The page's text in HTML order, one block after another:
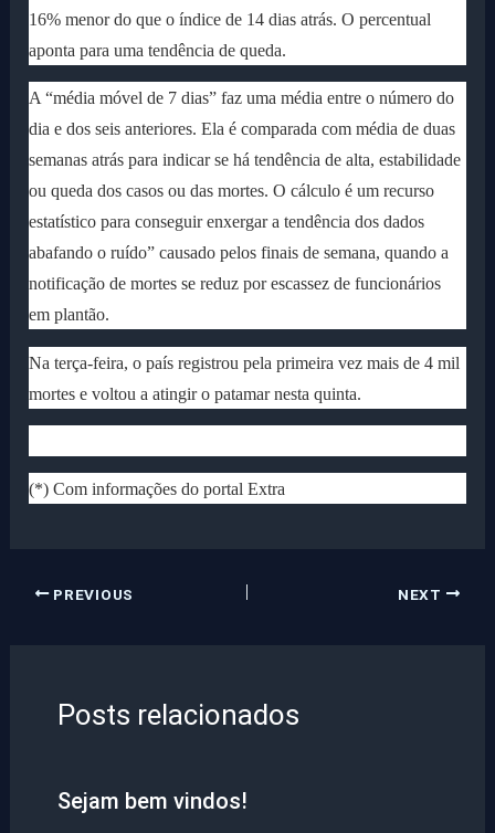
16% menor do que o índice de 14 dias atrás. O percentual
aponta para uma tendência de queda.
A “média móvel de 7 dias” faz uma média entre o número do
dia e dos seis anteriores. Ela é comparada com média de duas
semanas atrás para indicar se há tendência de alta, estabilidade
ou queda dos casos ou das mortes. O cálculo é um recurso
estatístico para conseguir enxergar a tendência dos dados
abafando o ruído” causado pelos finais de semana, quando a
notificação de mortes se reduz por escassez de funcionários
em plantão.
Na terça-feira, o país registrou pela primeira vez mais de 4 mil
mortes e voltou a atingir o patamar nesta quinta.
(*) Com informações do portal Extra
PREVIOUS NEXT
Posts relacionados
Sejam bem vindos!